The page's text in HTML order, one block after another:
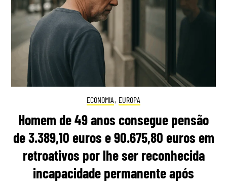
ECONOMIA , EUROPA
Homem de 49 anos consegue pensão
de 3.389,10 euros e 90.675,80 euros em
retroativos por lhe ser reconhecida
incapacidade permanente após